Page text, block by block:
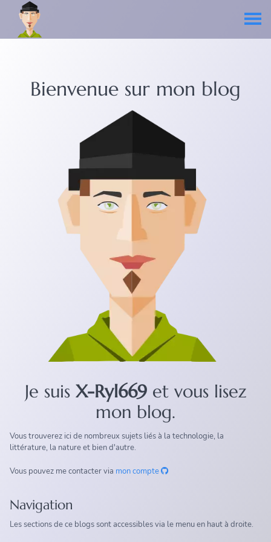
Bienvenue sur mon blog
Je suis X-Ryl669et vous lisez
mon blog.
Vous trouverez ici de nombreux sujets liés à la technologie, la
littérature, la nature et bien d'autre.
Vous pouvez me contacter via mon compte
Navigation
Les sections de ce blogs sont accessibles via le menu en haut à droite.